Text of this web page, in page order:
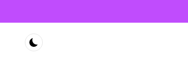
Skip
content